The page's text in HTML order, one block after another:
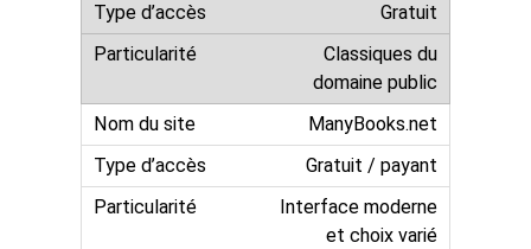
Gratuit
Classiques du
domaine public
ManyBooks.net
Gratuit / payant
Interface moderne
et choix varié